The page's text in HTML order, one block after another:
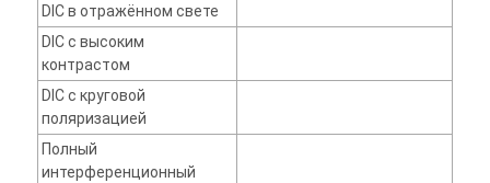
DIC в отражённом свете
DIC с высоким
контрастом
DIC с круговой
поляризацией
Полный
интерференционный